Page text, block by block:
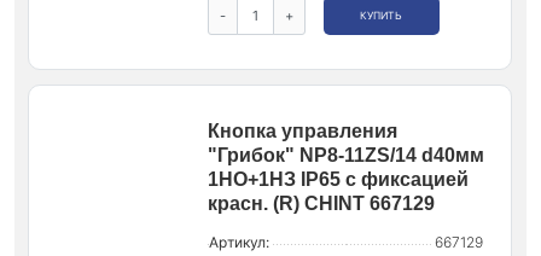
- + КУПИТЬ
Кнопка управления
"Грибок" NP8-11ZS/14 d40мм
1НО+1НЗ IP65 с фиксацией
красн. (R) CHINT 667129
Артикул: 667129